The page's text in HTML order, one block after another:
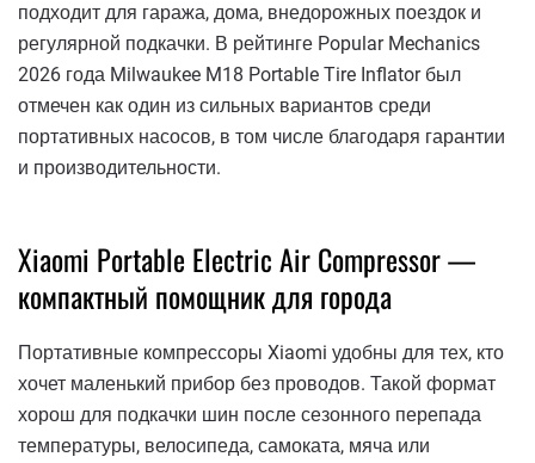
подходит для гаража, дома, внедорожных поездок и
регулярной подкачки. В рейтинге Popular Mechanics
2026 года Milwaukee M18 Portable Tire Inflator был
отмечен как один из сильных вариантов среди
портативных насосов, в том числе благодаря гарантии
и производительности.
Xiaomi Portable Electric Air Compressor —
компактный помощник для города
Портативные компрессоры Xiaomi удобны для тех, кто
хочет маленький прибор без проводов. Такой формат
хорош для подкачки шин после сезонного перепада
температуры, велосипеда, самоката, мяча или